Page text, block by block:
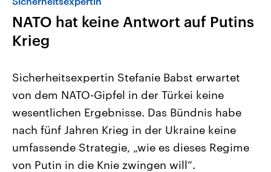
Landtagswahl Sachsen-Anhalt
2026
Alle Informationen
Sachsen-Anhalt wählt am 6.
September 2026 einen neuen
USA
Aktuelle Beiträge,
Hintergründe
Wirtschaftlich und
gehören die Vereinigten
NATO hat keine Antwort auf Putins
Krieg
Sicherheitsexpertin Stefanie Babst erwartet
von dem NATO-Gipfel in der Türkei keine
wesentlichen Ergebnisse. Das Bündnis habe
nach fünf Jahren Krieg in der Ukraine keine
umfassende Strategie, „wie es dieses Regime
von Putin in die Knie zwingen will“.